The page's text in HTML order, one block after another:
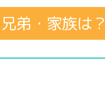
弟・家族は？